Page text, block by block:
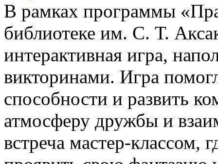
В рамках программы
библиотеке им. С. Т.
интерактивная игра,
викторинами. Игра
способности и развить
атмосферу дружбы и
встреча мастер-классом,